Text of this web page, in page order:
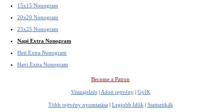
15x15 Nonogram
20x20 Nonogram
25x25 Nonogram
Napi Extra Nonogram
Heti Extra Nonogram
Havi Extra Nonogram
Become a Patron
Visszajelzés| Adott rejtvény| GyIK
Több rejtvény nyomtatása | Legjobb Idők | Statisztikák